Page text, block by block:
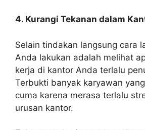
4. Kurangi Tekanan dalam
Selain tindakan langsung cara
Anda lakukan adalah melihat
kerja di kantor Anda terlalu
Terbukti banyak karyawan
cuma karena merasa terlalu
urusan kantor.